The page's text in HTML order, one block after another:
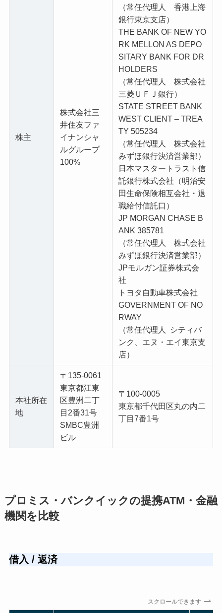
株主
株式会社三
井住友ファ
イナンシャ
ルグループ
100%
（常任代理人 香港上海
銀行東京支店）
THE BANK OF NEW YO
RK MELLON AS DEPO
SITARY BANK FOR DR
HOLDERS
（常任代理人 株式会社
三菱ＵＦＪ銀行）
STATE STREET BANK
WEST CLIENT – TREA
TY 505234
（常任代理人 株式会社
みずほ銀行決済営業部）
日本マスタートラスト信
託銀行株式会社（明治安
田生命保険相互会社・退
職給付信託口）
JP MORGAN CHASE B
ANK 385781
（常任代理人 株式会社
みずほ銀行決済営業部）
JPモルガン証券株式会
社
トヨタ自動車株式会社
GOVERNMENT OF NO
RWAY
（常任代理人 シティバ
ンク、エヌ・エイ東京支
店）
本社所在
地
〒135-0061
東京都江東
区豊洲二丁
目2番31号
SMBC豊洲
ビル
〒100-0005
東京都千代田区丸の内二
丁目7番1号
プロミス・バンクイックの提携ATM・金融
機関を比較
借入 / 返済
スクロールできます